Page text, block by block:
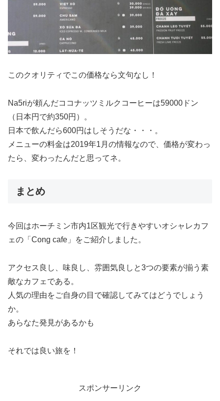
このクオリティでこの価格なら文句なし！
Na5riが頼んだココナッツミルクコーヒーは59000ドン
（日本円で約350円）。
日本で飲んだら600円はしそうだな・・・。
メニューの料金は2019年1月の情報なので、価格が変わっ
たら、変わったんだと思ってネ。
まとめ
今回はホーチミン市内1区観光で行きやすいオシャレカフ
ェの「Cong cafe」をご紹介しました。
アクセス良し、味良し、雰囲気良しと3つの要素が揃う素
敵なカフェである。
人気の理由をご自身の目で確認してみてはどうでしょう
か。
あらなた発見があるかも
それでは良い旅を！
スポンサーリンク